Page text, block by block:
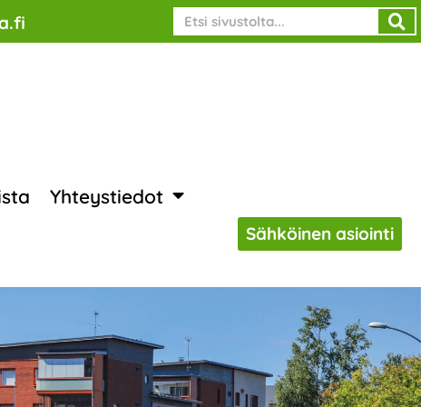
Search
Yhteystiedot
Sähköinen asiointi